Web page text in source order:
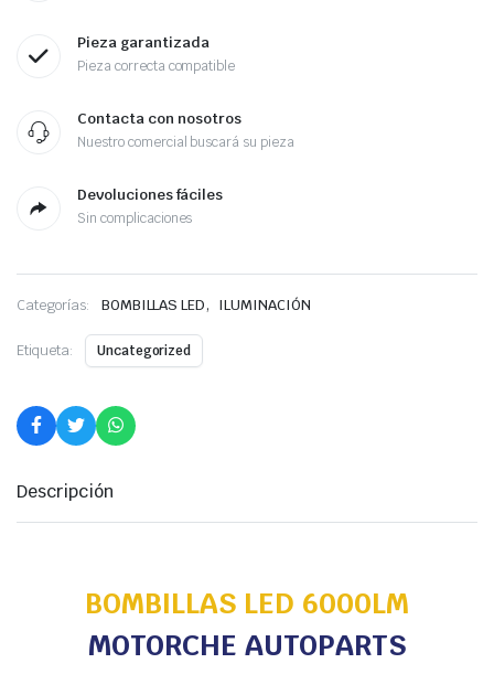
Pieza garantizada
Pieza correcta compatible
Contacta con nosotros
Nuestro comercial buscará su pieza
Devoluciones fáciles
Sin complicaciones
Categorías: BOMBILLAS LED, ILUMINACIÓN
Etiqueta: Uncategorized
Descripción
BOMBILLAS LED 6000LM
MOTORCHE AUTOPARTS